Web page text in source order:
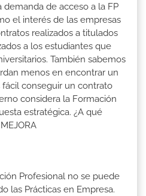
de acceso a la FP
el interés de las empresas
realizados a titulados
a los estudiantes que
También sabemos
menos en encontrar un
conseguir un contrato
considera la Formación
estratégica. ¿A qué
Profesional no se puede
las Prácticas en Empresa.